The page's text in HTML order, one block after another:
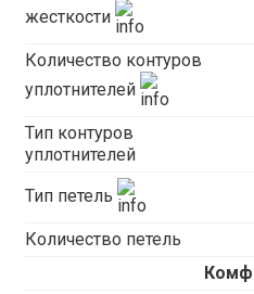
жесткости
Количество контуров
уплотнителей
Тип контуров
уплотнителей
Тип петель
Количество петель